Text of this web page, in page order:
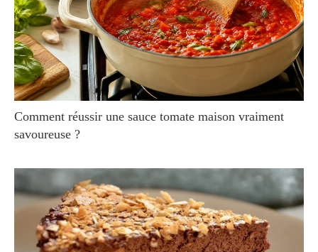
Comment réussir une sauce tomate maison vraiment
savoureuse ?